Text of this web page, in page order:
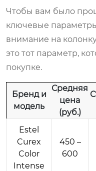
Чтобы вам было
ключевые
внимание на
это тот параметр,
покупке.
Бренд и
модель
Средняя
цена
(руб.)
Estel
Curex
Color
Intense
450 –
600